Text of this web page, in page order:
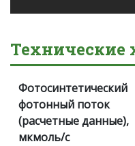
Технические
Фотосинтетический
фотонный поток
(расчетные данные),
мкмоль/с